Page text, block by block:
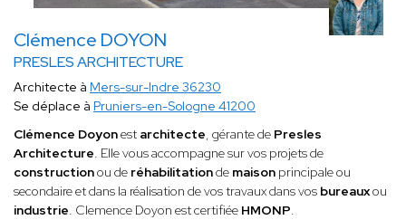
Clémence DOYON
PRESLES ARCHITECTURE
Architecte à Mers-sur-Indre 36230
Se déplace à Pruniers-en-Sologne 41200
Clémence Doyonest architecte, gérante de Presles
Architecture. Elle vous accompagne sur vos projets de
constructionou de réhabilitationde maison principale ou
secondaire et dans la réalisation de vos travauxdans vos bureauxou
industrie. Clemence Doyon est certifiée HMONP.